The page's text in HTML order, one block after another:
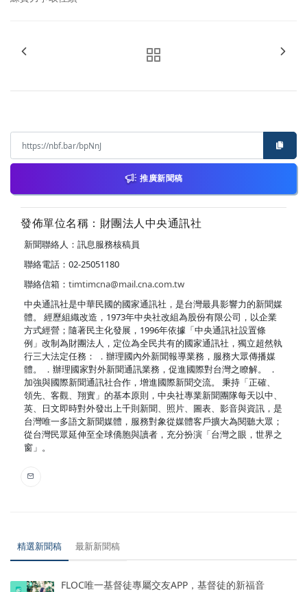
推廣新聞稿
發佈單位名稱：財團法人中央通訊社
新聞聯絡人：訊息服務核稿員
聯絡電話：02-25051180
聯絡信箱： timtimcna@mail.cna.com.tw
中央通訊社是中華民國的國家通訊社，是台灣最具影響力的新聞媒
體。 經歷組織改造，1973年中央社改組為股份有限公司，以企業
方式經營；隨著民主化發展，1996年依據「中央通訊社設置條
例」改制為財團法人，定位為全民共有的國家通訊社，獨立超然執
行三大法定任務： ．辦理國內外新聞報導業務，服務大眾傳播媒
體。 ．辦理國家對外新聞通訊業務，促進國際對台灣之瞭解。 ．
加強與國際新聞通訊社合作，增進國際新聞交流。 秉持「正確、
領先、客觀、翔實」的基本原則，中央社專業新聞團隊每天以中、
英、日文即時對外發出上千則新聞、照片、圖表、影音與資訊，是
台灣唯一多語文新聞媒體，服務對象從媒體客戶擴大為閱聽大眾；
從台灣民眾延伸至全球僑胞與讀者，充分扮演「台灣之眼，世界之
窗」。
精選新聞稿 最新新聞稿
FLOC唯一基督徒專屬交友APP，基督徒的新福音